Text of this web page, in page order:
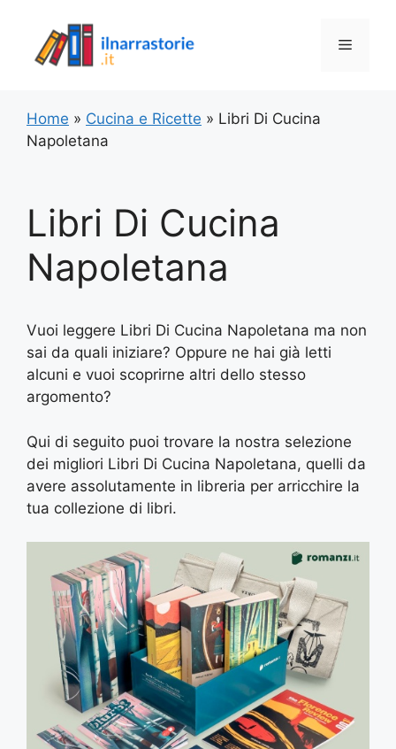
contenuto
Menu
Home » Cucina e Ricette » Libri Di Cucina
Napoletana
Libri Di Cucina
Napoletana
Vuoi leggere Libri Di Cucina Napoletana ma non
sai da quali iniziare? Oppure ne hai già letti
alcuni e vuoi scoprirne altri dello stesso
argomento?
Qui di seguito puoi trovare la nostra selezione
dei migliori Libri Di Cucina Napoletana, quelli da
avere assolutamente in libreria per arricchire la
tua collezione di libri.